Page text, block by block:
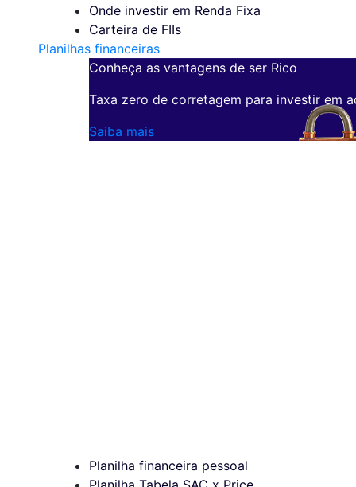
Onde investir em Renda Fixa
Carteira de FIIs
Planilhas financeiras
Conheça as vantagens de ser Rico
Taxa zero de corretagem para investir em
Saiba mais
Planilha financeira pessoal